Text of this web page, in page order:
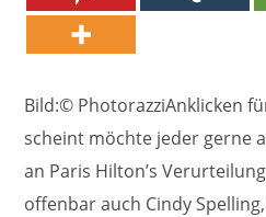
Bild:© PhotorazziAnklicken
scheint möchte jeder gerne
an Paris Hilton’s
offenbar auch Cindy